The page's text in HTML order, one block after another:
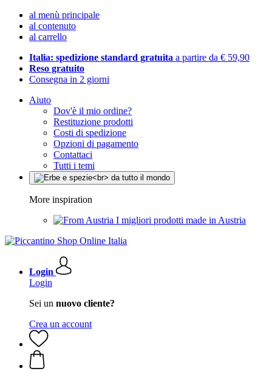
al menù principale
al contenuto
al carrello
Italia: spedizione standard gratuita a partire da € 59,90
Reso gratuito
Consegna in 2 giorni
Aiuto
Dov'è il mio ordine?
Restituzione prodotti
Costi di spedizione
Opzioni di pagamento
Contattaci
Tutti i temi
More inspiration
I migliori prodotti made in Austria
Login
Login
Sei un nuovo cliente?
Crea un account